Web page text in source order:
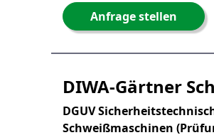
Anfrage stellen
DIWA-Gärtner
DGUV
Schweißmaschinen